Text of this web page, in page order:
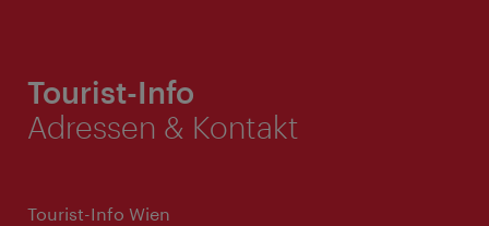
Tourist-Info
Adressen & Kontakt
Tourist-Info Wien